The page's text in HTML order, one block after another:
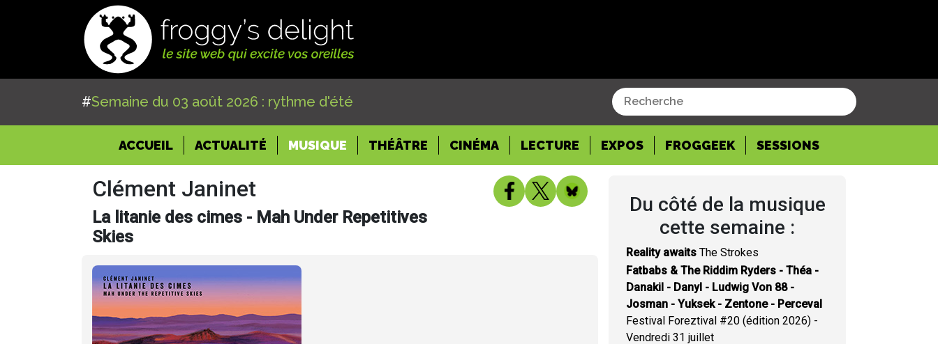
#Semaine du 03 août 2026 : rythme d'été
ACCUEIL(CURRENT)
ACTUALITÉ MUSIQUE THÉÂTRE CINÉMA LECTURE EXPOS FROGGEEK SESSIONS
Clément Janinet
La litanie des cimes - Mah Under Repetitives
Skies
Du côté de la musique
cette semaine :
Reality awaits The Strokes
Fatbabs & The Riddim Ryders - Théa -
Danakil - Danyl - Ludwig Von 88 -
Josman - Yuksek - Zentone - Perceval
Festival Foreztival #20 (édition 2026) -
Vendredi 31 juillet